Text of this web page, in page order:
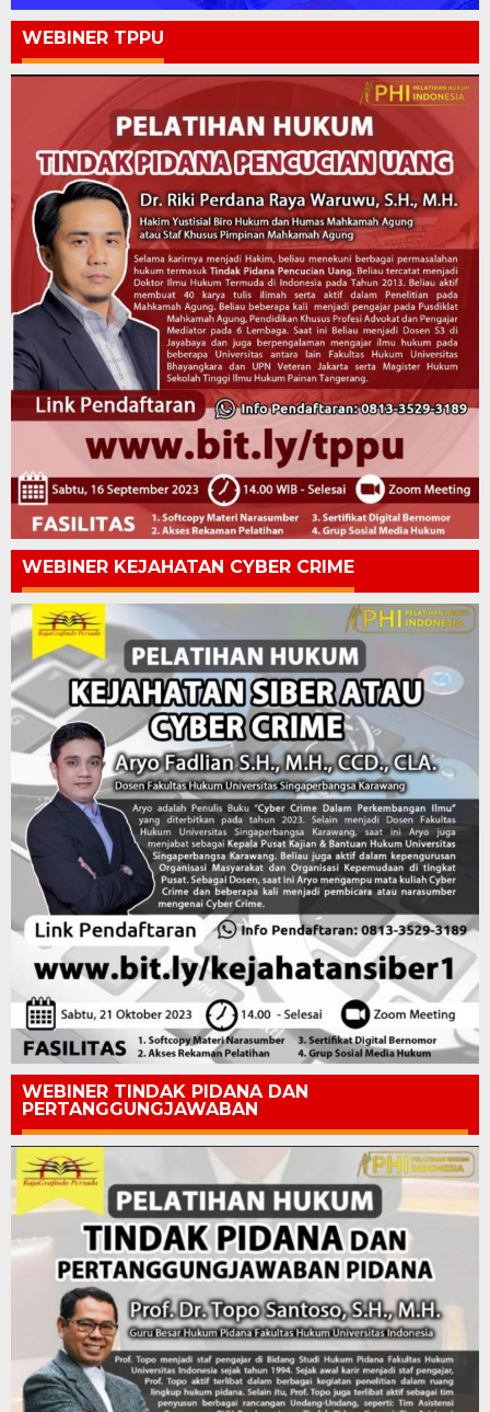
WEBINER TPPU
WEBINER KEJAHATAN CYBER CRIME
WEBINER TINDAK PIDANA DAN
PERTANGGUNGJAWABAN